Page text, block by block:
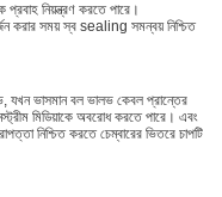
নিয়ন্ত্রণ করতে পারে।
করার সময় স্ব sealing সমন্বয় নিশ্চিত
যখন ভাসমান বল ভালভ কেবল প্রান্তের
মিডিয়াকে অবরোধ করতে পারে। এবং
নিশ্চিত করতে চেম্বারের ভিতরে চাপটি